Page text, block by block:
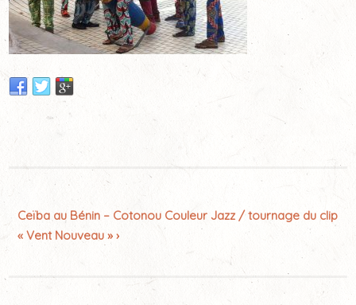
Ceïba au Bénin – Cotonou Couleur Jazz / tournage du clip
« Vent Nouveau » ›